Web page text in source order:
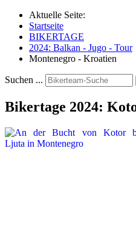
Aktuelle Seite:
Startseite
BIKERTAGE
2024: Balkan - Jugo - Tour
Montenegro - Kroatien
Suchen ...
Bikertage 2024: